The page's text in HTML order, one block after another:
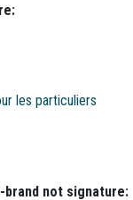
les particuliers
brand not signature: